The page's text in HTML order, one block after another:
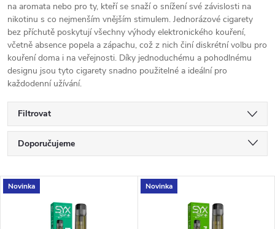
na aromata nebo pro ty, kteří se snaží o snížení své závislosti na
nikotinu s co nejmenším vnějším stimulem. Jednorázové cigarety
bez příchutě poskytují všechny výhody elektronického kouření,
včetně absence popela a zápachu, což z nich činí diskrétní volbu pro
kouření doma i na veřejnosti. Díky jednoduchému a pohodlnému
designu jsou tyto cigarety snadno použitelné a ideální pro
každodenní užívání.
Filtrovat
Ř
a
Doporučujeme
Nejdražší
Nejprodávanější
V
Novinka Novinka